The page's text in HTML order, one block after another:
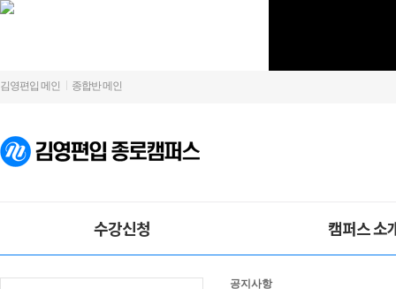
김영편입 메인 종합반 메인
수강신청 캠퍼스 소
공지사항